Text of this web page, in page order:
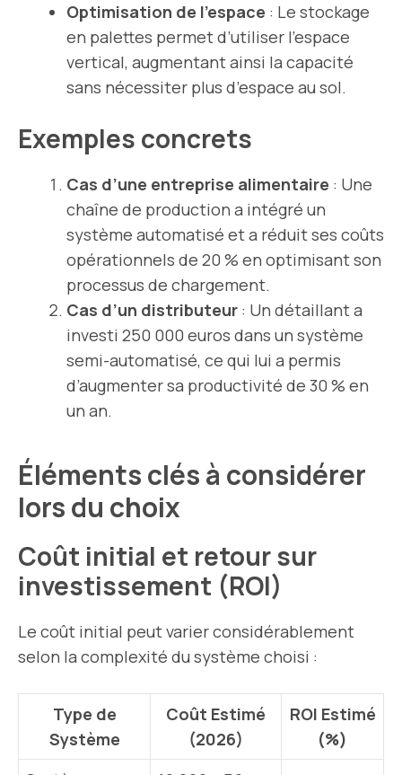
Optimisation de l’espace : Le stockage
en palettes permet d’utiliser l’espace
vertical, augmentant ainsi la capacité
sans nécessiter plus d’espace au sol.
Exemples concrets
Cas d’une entreprise alimentaire : Une
chaîne de production a intégré un
système automatisé et a réduit ses coûts
opérationnels de 20 % en optimisant son
processus de chargement.
Cas d’un distributeur : Un détaillant a
investi 250 000 euros dans un système
semi-automatisé, ce qui lui a permis
d’augmenter sa productivité de 30 % en
un an.
Éléments clés à considérer
lors du choix
Coût initial et retour sur
investissement (ROI)
Le coût initial peut varier considérablement
selon la complexité du système choisi :
Type de
Système
Coût Estimé
(2026)
ROI Estimé
(%)